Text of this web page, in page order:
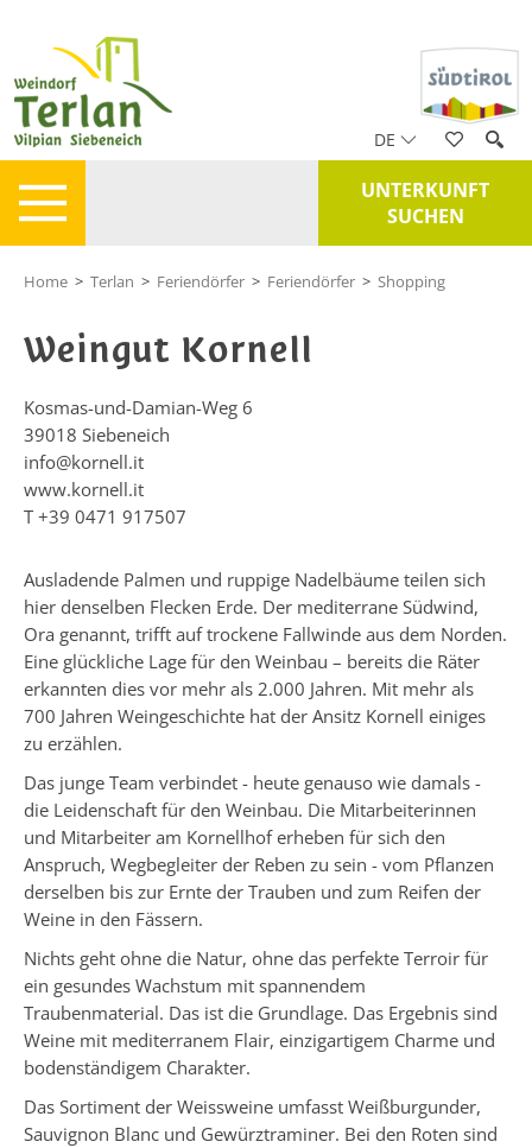
DE
UNTERKUNFT
SUCHEN
Home > Terlan > Feriendörfer > Feriendörfer > Shopping
Weingut Kornell
Kosmas-und-Damian-Weg 6
39018 Siebeneich
info@kornell.it
www.kornell.it
T +39 0471 917507
Ausladende Palmen und ruppige Nadelbäume teilen sich
hier denselben Flecken Erde. Der mediterrane Südwind,
Ora genannt, trifft auf trockene Fallwinde aus dem Norden.
Eine glückliche Lage für den Weinbau – bereits die Räter
erkannten dies vor mehr als 2.000 Jahren. Mit mehr als
700 Jahren Weingeschichte hat der Ansitz Kornell einiges
zu erzählen.
Das junge Team verbindet - heute genauso wie damals -
die Leidenschaft für den Weinbau. Die Mitarbeiterinnen
und Mitarbeiter am Kornellhof erheben für sich den
Anspruch, Wegbegleiter der Reben zu sein - vom Pflanzen
derselben bis zur Ernte der Trauben und zum Reifen der
Weine in den Fässern.
Nichts geht ohne die Natur, ohne das perfekte Terroir für
ein gesundes Wachstum mit spannendem
Traubenmaterial. Das ist die Grundlage. Das Ergebnis sind
Weine mit mediterranem Flair, einzigartigem Charme und
bodenständigem Charakter.
Das Sortiment der Weissweine umfasst Weißburgunder,
Sauvignon Blanc und Gewürztraminer. Bei den Roten sind